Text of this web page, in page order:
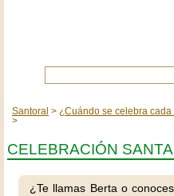
Santoral ¿Cuándo se celebra cada
CELEBRACIÓN
¿Te llamas Berta o